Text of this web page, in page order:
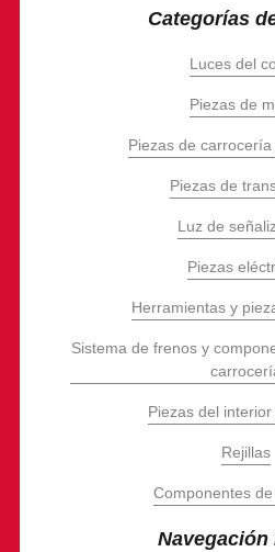
Categorías
Luces del
Piezas de
Piezas de
Piezas de
Luz de
Piezas
Herramientas y
Sistema de frenos y
Piezas del
Rejillas
Componentes
Navegación